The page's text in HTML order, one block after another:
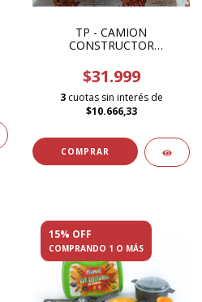
TP - CAMION
CONSTRUCTOR
$31.999
3 cuotas sin interés de
$10.666,33
15% OFF
COMPRANDO 1 O MÁS